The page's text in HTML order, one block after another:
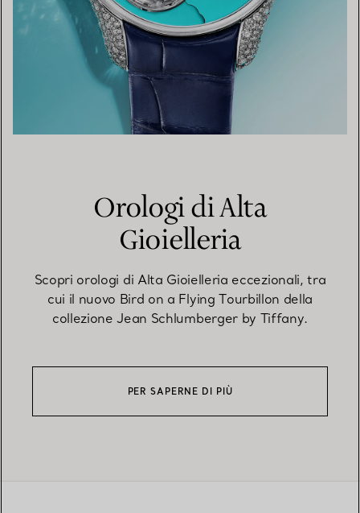
Orologi di Alta
Gioielleria
Scopri orologi di Alta Gioielleria eccezionali, tra
cui il nuovo Bird on a Flying Tourbillon della
collezione Jean Schlumberger by Tiffany.
PER SAPERNE DI PIÙ